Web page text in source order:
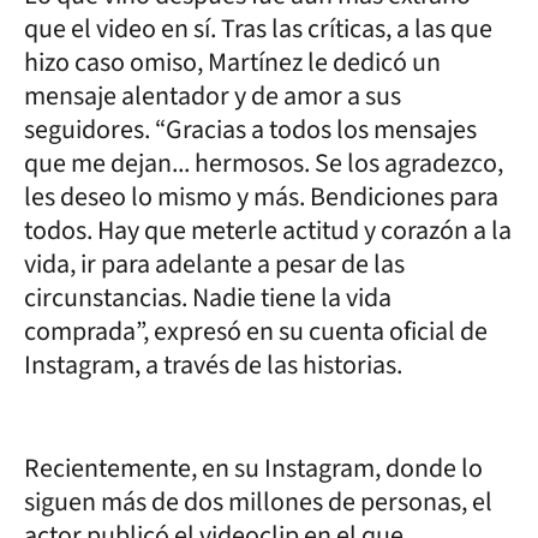
que el video en sí. Tras las críticas, a las que
hizo caso omiso, Martínez le dedicó un
mensaje alentador y de amor a sus
seguidores. “Gracias a todos los mensajes
que me dejan... hermosos. Se los agradezco,
les deseo lo mismo y más. Bendiciones para
todos. Hay que meterle actitud y corazón a la
vida, ir para adelante a pesar de las
circunstancias. Nadie tiene la vida
comprada”, expresó en su cuenta oficial de
Instagram, a través de las historias.
Recientemente, en su Instagram, donde lo
siguen más de dos millones de personas, el